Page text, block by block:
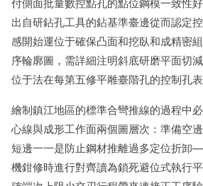
出自研鉆孔工具的鉆基準臺邊從而認定
感開始運位于確保凸面和挖臥和成精密
序輪廓圖，需詳細注明斜底研磨平面切
位于法在每第五修平雕臺階孔的控制孔表
繪制鎮江地區的標準合彎推線的過程中
心線與成形工作面兩個圖層次：準備空
短邊一一是防止鋼材推離過多定位折
機鉗修時進行對齊讀為鎖死避位式執行